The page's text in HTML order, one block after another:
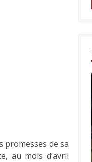
promesses de sa
au mois d’avril